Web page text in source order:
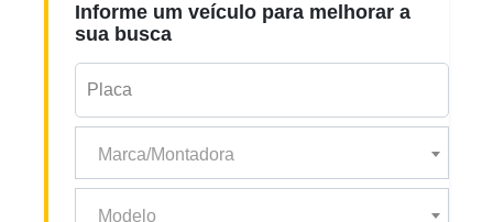
Informe um veículo para melhorar a
sua busca
Marca/Montadora
Modelo